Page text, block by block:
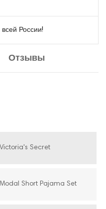
России!
Отзывы
Victoria's Secret
Modal Short Pajama Set